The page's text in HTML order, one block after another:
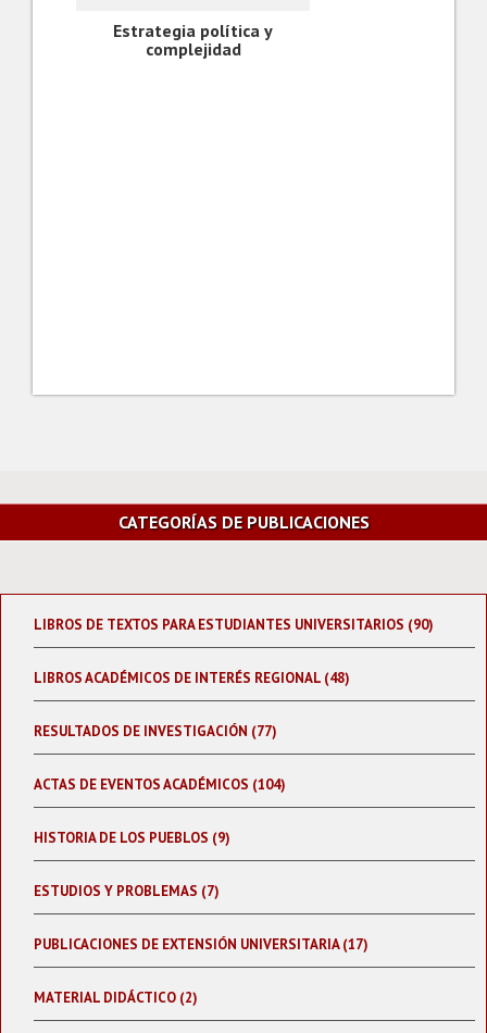
Estrategia política y
complejidad
CATEGORÍAS DE PUBLICACIONES
LIBROS DE TEXTOS PARA ESTUDIANTES UNIVERSITARIOS (90)
LIBROS ACADÉMICOS DE INTERÉS REGIONAL (48)
RESULTADOS DE INVESTIGACIÓN (77)
ACTAS DE EVENTOS ACADÉMICOS (104)
HISTORIA DE LOS PUEBLOS (9)
ESTUDIOS Y PROBLEMAS (7)
PUBLICACIONES DE EXTENSIÓN UNIVERSITARIA (17)
MATERIAL DIDÁCTICO (2)